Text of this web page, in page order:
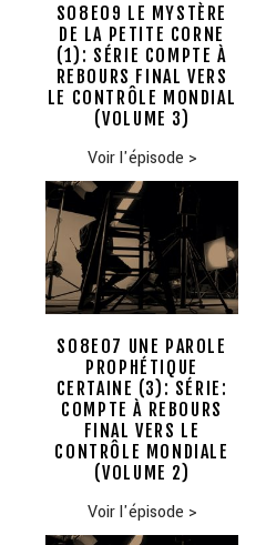
S08E09 LE MYSTÈRE
DE LA PETITE CORNE
(1): SÉRIE COMPTE À
REBOURS FINAL VERS
LE CONTRÔLE MONDIAL
(VOLUME 3)
Voir l'épisode >
S08E07 UNE PAROLE
PROPHÉTIQUE
CERTAINE (3): SÉRIE:
COMPTE À REBOURS
FINAL VERS LE
CONTRÔLE MONDIALE
(VOLUME 2)
Voir l'épisode >